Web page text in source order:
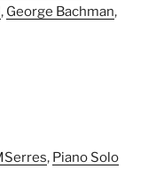
, George Bachman,
, Piano Solo